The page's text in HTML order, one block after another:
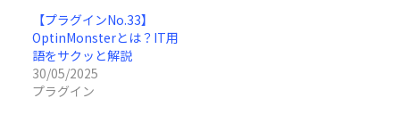
【プラグインNo.33】
OptinMonsterとは？IT用
語をサクッと解説
30/05/2025
プラグイン